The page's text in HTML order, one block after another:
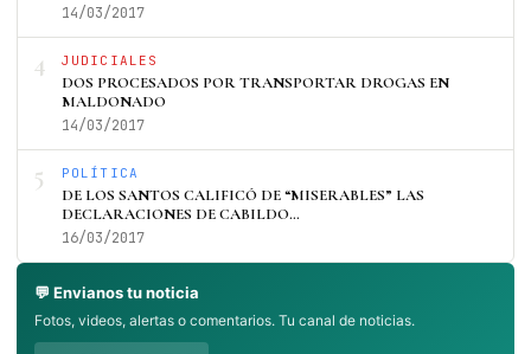
14/03/2017
4 JUDICIALES
DOS PROCESADOS POR TRANSPORTAR DROGAS EN
MALDONADO
14/03/2017
5 POLÍTICA
DE LOS SANTOS CALIFICÓ DE “MISERABLES” LAS
DECLARACIONES DE CABILDO…
16/03/2017
💬 Envianos tu noticia
Fotos, videos, alertas o comentarios. Tu canal de noticias.